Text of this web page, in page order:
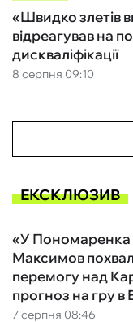
8 серпня 09:10
«Швидко злетів
відреагував на
дискваліфікації
ЕКСКЛЮЗИВ
7 серпня 08:46
«У Пономаренка
Максимов
перемогу над
прогноз на гру в